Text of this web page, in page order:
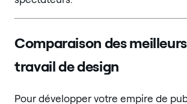
Comparaison des
travail de design
Pour développer votre empire de